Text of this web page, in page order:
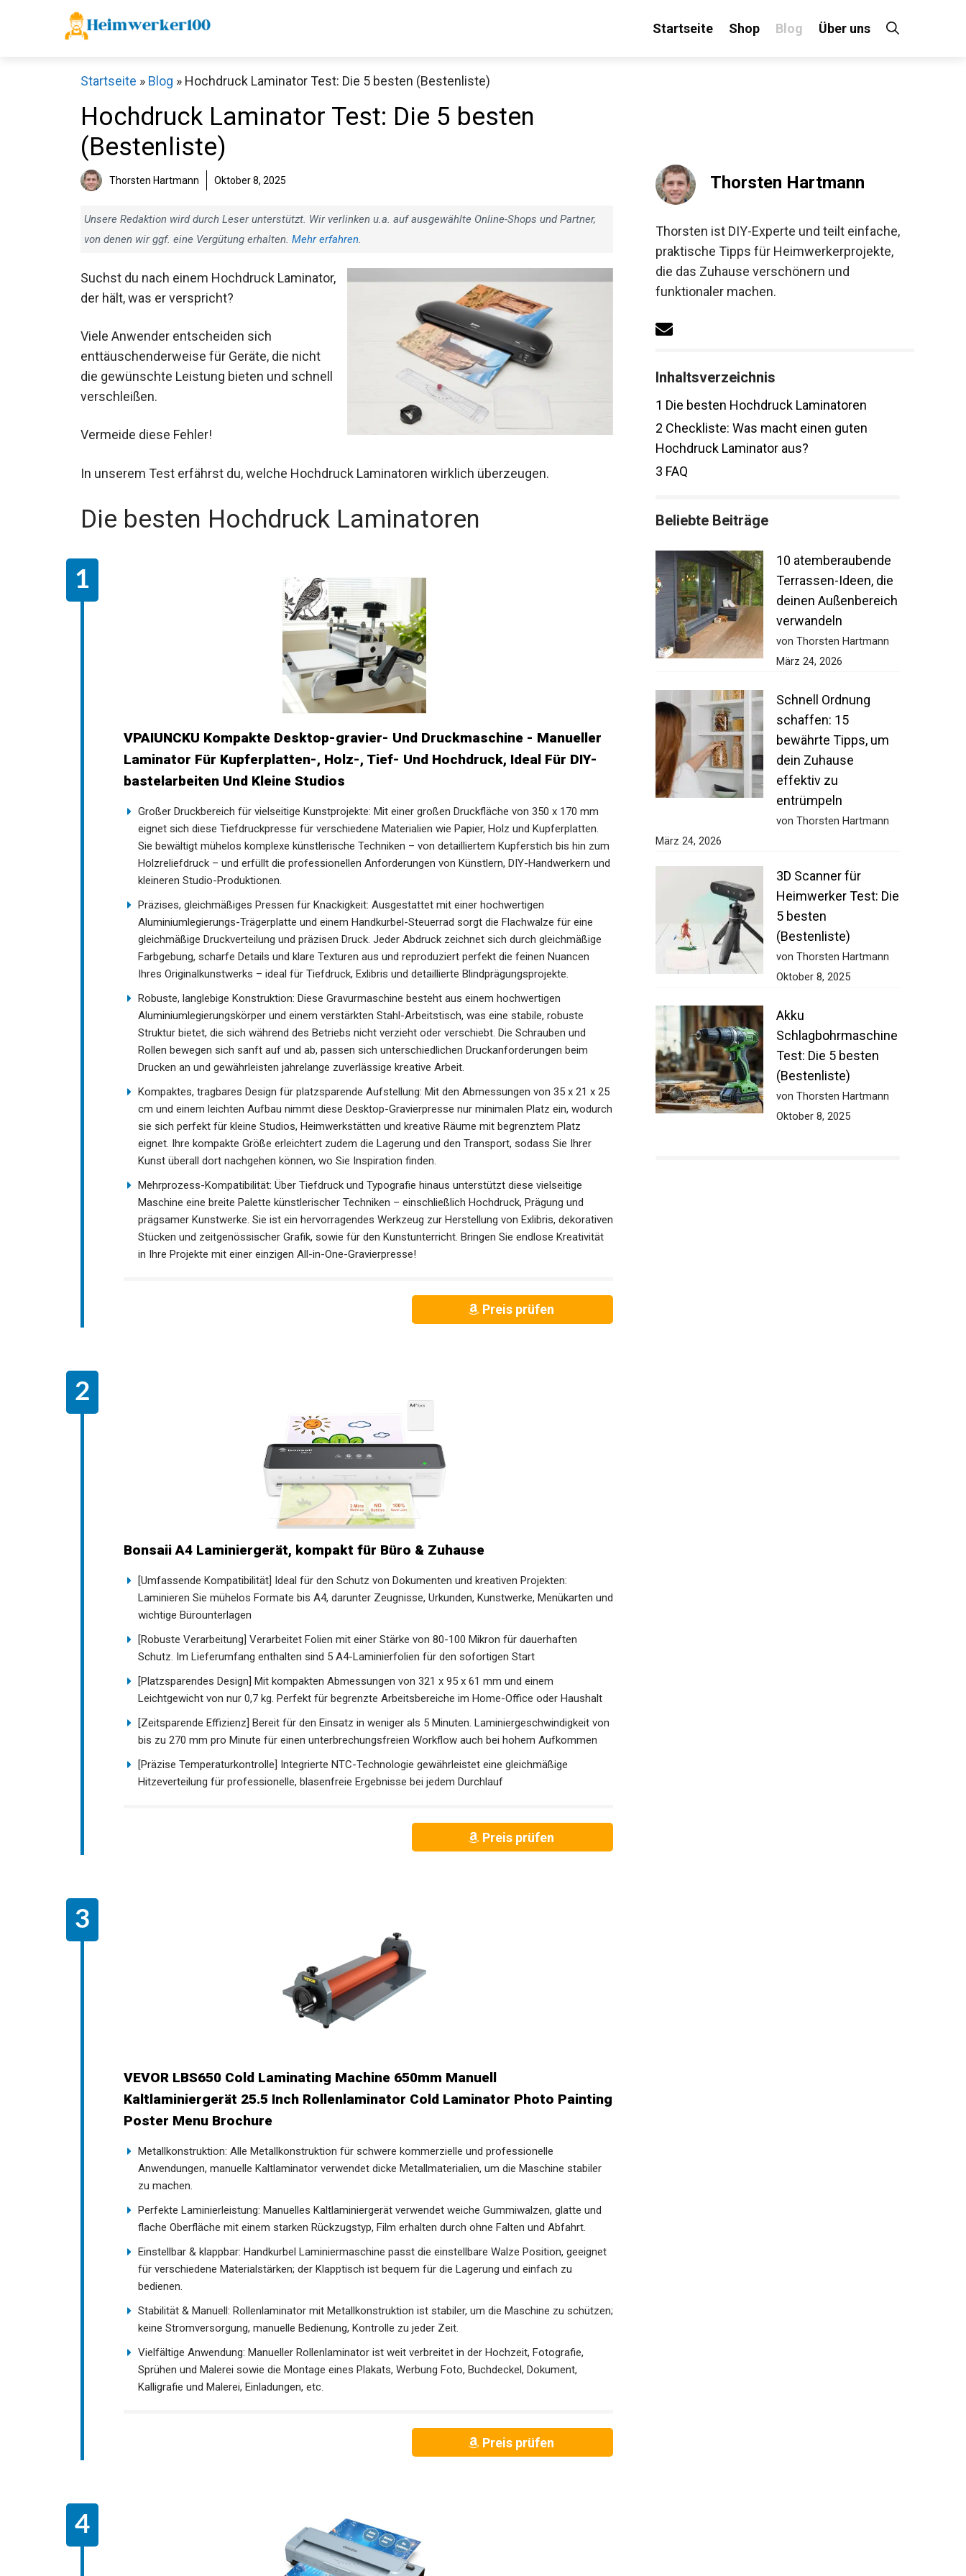
Startseite Shop Blog Über uns
Startseite » Blog » Hochdruck Laminator Test: Die 5 besten (Bestenliste)
Hochdruck Laminator Test: Die 5 besten
(Bestenliste)
Thorsten Hartmann Oktober 8, 2025
Unsere Redaktion wird durch Leser unterstützt. Wir verlinken u.a. auf ausgewählte Online-Shops und Partner,
von denen wir ggf. eine Vergütung erhalten. Mehr erfahren.
Suchst du nach einem Hochdruck Laminator,
der hält, was er verspricht?
Viele Anwender entscheiden sich
enttäuschenderweise für Geräte, die nicht
die gewünschte Leistung bieten und schnell
verschleißen.
Vermeide diese Fehler!
In unserem Test erfährst du, welche Hochdruck Laminatoren wirklich überzeugen.
Die besten Hochdruck Laminatoren
VPAIUNCKU Kompakte Desktop-gravier- Und Druckmaschine - Manueller
Laminator Für Kupferplatten-, Holz-, Tief- Und Hochdruck, Ideal Für DIY-
bastelarbeiten Und Kleine Studios
Großer Druckbereich für vielseitige Kunstprojekte: Mit einer großen Druckfläche von 350 x 170 mm
eignet sich diese Tiefdruckpresse für verschiedene Materialien wie Papier, Holz und Kupferplatten.
Sie bewältigt mühelos komplexe künstlerische Techniken – von detailliertem Kupferstich bis hin zum
Holzreliefdruck – und erfüllt die professionellen Anforderungen von Künstlern, DIY-Handwerkern und
kleineren Studio-Produktionen.
Präzises, gleichmäßiges Pressen für Knackigkeit: Ausgestattet mit einer hochwertigen
Aluminiumlegierungs-Trägerplatte und einem Handkurbel-Steuerrad sorgt die Flachwalze für eine
gleichmäßige Druckverteilung und präzisen Druck. Jeder Abdruck zeichnet sich durch gleichmäßige
Farbgebung, scharfe Details und klare Texturen aus und reproduziert perfekt die feinen Nuancen
Ihres Originalkunstwerks – ideal für Tiefdruck, Exlibris und detaillierte Blindprägungsprojekte.
Robuste, langlebige Konstruktion: Diese Gravurmaschine besteht aus einem hochwertigen
Aluminiumlegierungskörper und einem verstärkten Stahl-Arbeitstisch, was eine stabile, robuste
Struktur bietet, die sich während des Betriebs nicht verzieht oder verschiebt. Die Schrauben und
Rollen bewegen sich sanft auf und ab, passen sich unterschiedlichen Druckanforderungen beim
Drucken an und gewährleisten jahrelange zuverlässige kreative Arbeit.
Kompaktes, tragbares Design für platzsparende Aufstellung: Mit den Abmessungen von 35 x 21 x 25
cm und einem leichten Aufbau nimmt diese Desktop-Gravierpresse nur minimalen Platz ein, wodurch
sie sich perfekt für kleine Studios, Heimwerkstätten und kreative Räume mit begrenztem Platz
eignet. Ihre kompakte Größe erleichtert zudem die Lagerung und den Transport, sodass Sie Ihrer
Kunst überall dort nachgehen können, wo Sie Inspiration finden.
Mehrprozess-Kompatibilität: Über Tiefdruck und Typografie hinaus unterstützt diese vielseitige
Maschine eine breite Palette künstlerischer Techniken – einschließlich Hochdruck, Prägung und
prägsamer Kunstwerke. Sie ist ein hervorragendes Werkzeug zur Herstellung von Exlibris, dekorativen
Stücken und zeitgenössischer Grafik, sowie für den Kunstunterricht. Bringen Sie endlose Kreativität
in Ihre Projekte mit einer einzigen All-in-One-Gravierpresse!
Preis prüfen
Bonsaii A4 Laminiergerät, kompakt für Büro & Zuhause
[Umfassende Kompatibilität] Ideal für den Schutz von Dokumenten und kreativen Projekten:
Laminieren Sie mühelos Formate bis A4, darunter Zeugnisse, Urkunden, Kunstwerke, Menükarten und
wichtige Bürounterlagen
[Robuste Verarbeitung] Verarbeitet Folien mit einer Stärke von 80-100 Mikron für dauerhaften
Schutz. Im Lieferumfang enthalten sind 5 A4-Laminierfolien für den sofortigen Start
[Platzsparendes Design] Mit kompakten Abmessungen von 321 x 95 x 61 mm und einem
Leichtgewicht von nur 0,7 kg. Perfekt für begrenzte Arbeitsbereiche im Home-Office oder Haushalt
[Zeitsparende Effizienz] Bereit für den Einsatz in weniger als 5 Minuten. Laminiergeschwindigkeit von
bis zu 270 mm pro Minute für einen unterbrechungsfreien Workflow auch bei hohem Aufkommen
[Präzise Temperaturkontrolle] Integrierte NTC-Technologie gewährleistet eine gleichmäßige
Hitzeverteilung für professionelle, blasenfreie Ergebnisse bei jedem Durchlauf
Preis prüfen
VEVOR LBS650 Cold Laminating Machine 650mm Manuell
Kaltlaminiergerät 25.5 Inch Rollenlaminator Cold Laminator Photo Painting
Poster Menu Brochure
Metallkonstruktion: Alle Metallkonstruktion für schwere kommerzielle und professionelle
Anwendungen, manuelle Kaltlaminator verwendet dicke Metallmaterialien, um die Maschine stabiler
zu machen.
Perfekte Laminierleistung: Manuelles Kaltlaminiergerät verwendet weiche Gummiwalzen, glatte und
flache Oberfläche mit einem starken Rückzugstyp, Film erhalten durch ohne Falten und Abfahrt.
Einstellbar & klappbar: Handkurbel Laminiermaschine passt die einstellbare Walze Position, geeignet
für verschiedene Materialstärken; der Klapptisch ist bequem für die Lagerung und einfach zu
bedienen.
Stabilität & Manuell: Rollenlaminator mit Metallkonstruktion ist stabiler, um die Maschine zu schützen;
keine Stromversorgung, manuelle Bedienung, Kontrolle zu jeder Zeit.
Vielfältige Anwendung: Manueller Rollenlaminator ist weit verbreitet in der Hochzeit, Fotografie,
Sprühen und Malerei sowie die Montage eines Plakats, Werbung Foto, Buchdeckel, Dokument,
Kalligrafie und Malerei, Einladungen, etc.
Preis prüfen
Thorsten Hartmann
Thorsten ist DIY-Experte und teilt einfache,
praktische Tipps für Heimwerkerprojekte,
die das Zuhause verschönern und
funktionaler machen.
Inhaltsverzeichnis
1 Die besten Hochdruck Laminatoren
2 Checkliste: Was macht einen guten
Hochdruck Laminator aus?
3 FAQ
Beliebte Beiträge
10 atemberaubende
Terrassen-Ideen, die
deinen Außenbereich
verwandeln
von Thorsten Hartmann
März 24, 2026
Schnell Ordnung
schaffen: 15
bewährte Tipps, um
dein Zuhause
effektiv zu
entrümpeln
von Thorsten Hartmann
März 24, 2026
3D Scanner für
Heimwerker Test: Die
5 besten
(Bestenliste)
von Thorsten Hartmann
Oktober 8, 2025
Akku
Schlagbohrmaschine
Test: Die 5 besten
(Bestenliste)
von Thorsten Hartmann
Oktober 8, 2025